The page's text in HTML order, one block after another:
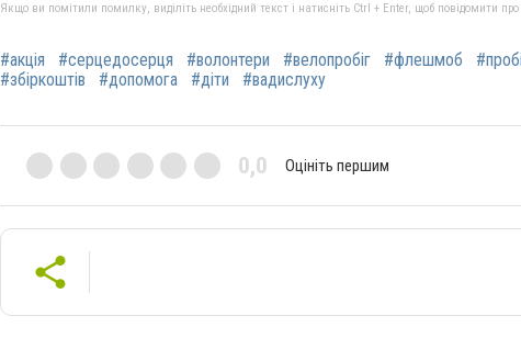
Якщо ви помітили помилку, виділіть необхідний текст і натисніть Ctrl + Enter, щоб повідомити
#акція #серцедосерця #волонтери #велопробіг #флешмоб
#збіркоштів
#допомога #діти #вадислуху
0,0 Оцініть першим